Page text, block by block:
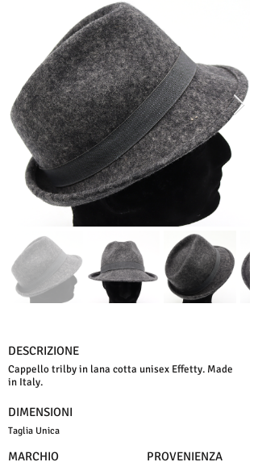
DESCRIZIONE
Cappello trilby in lana cotta unisex Effetty. Made
in Italy.
DIMENSIONI
Taglia Unica
MARCHIO PROVENIENZA